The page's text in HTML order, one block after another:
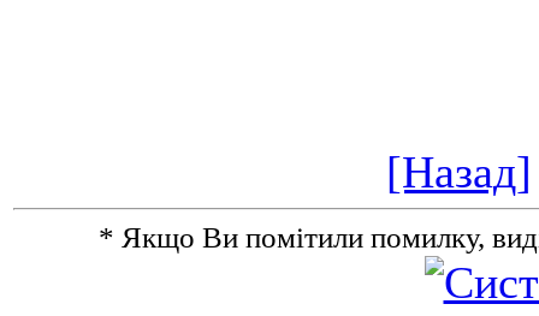
[Назад]
* Якщо Ви помітили помилку,